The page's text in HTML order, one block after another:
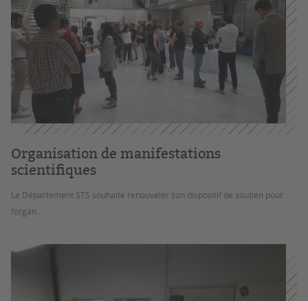
Organisation de manifestations
scientifiques
Le Département STS souhaite renouveler son dispositif de soutien pour
l’organ...